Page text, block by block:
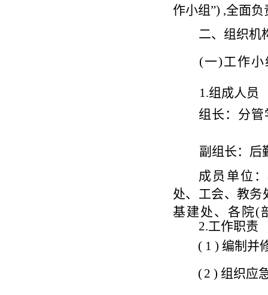
作小组”) ,全面负
二、组织机
(一)工作
1.组成人员
组 长 ：分
副组长：后
成员单位 ：
处、工会、教务
基建处、各院(
2.工作职责
( 1 ) 编制并
( 2 ) 组织应